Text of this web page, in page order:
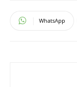
WhatsApp